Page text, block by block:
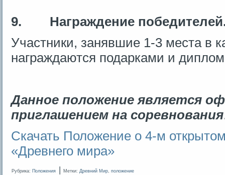
9. Награждение
Участники, занявшие 1-3 места в
награждаются подарками и
Данное положение является
приглашением на соревнования
Скачать Положение о 4-м
«Древнего мира»
Рубрика: Положения | Метки: Древний Мир, положение